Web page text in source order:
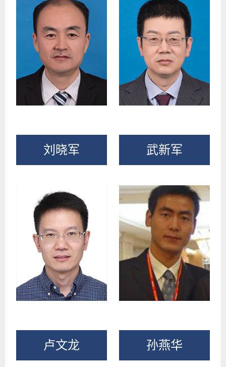
刘晓军 武新军
卢文龙 孙燕华